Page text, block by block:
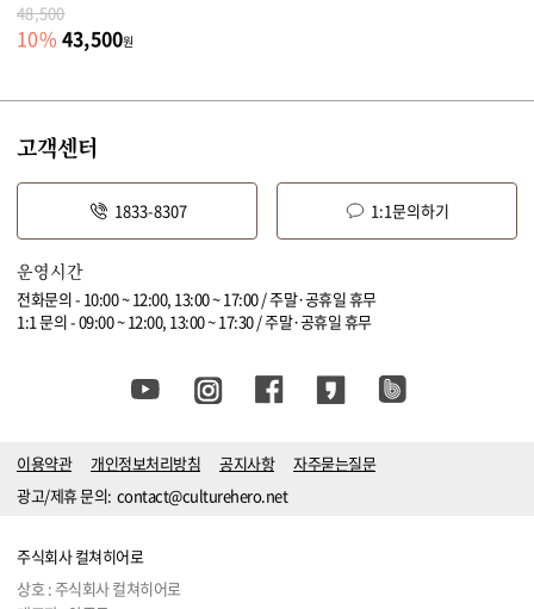
48,500
10% 43,500원
고객센터
1833-8307 1:1문의하기
운영시간
전화문의 - 10:00 ~ 12:00, 13:00 ~ 17:00 / 주말·공휴일 휴무
1:1 문의 - 09:00 ~ 12:00, 13:00 ~ 17:30 / 주말·공휴일 휴무
이용약관 개인정보처리방침 공지사항
자주묻는질문
광고/제휴 문의: contact@culturehero.net
주식회사 컬쳐히어로
상호 : 주식회사 컬쳐히어로